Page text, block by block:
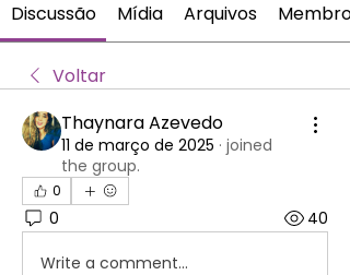
Discussão Mídia Arquivos Membros
Voltar
Thaynara Azevedo
11 de março de 2025 · joined
the group.
0
0 40
Write a comment...